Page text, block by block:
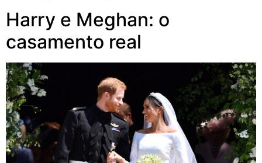
Harry e Meghan: o
casamento real